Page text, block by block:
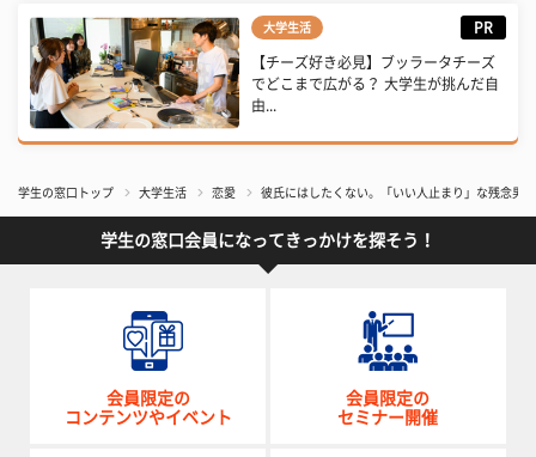
大学生活 PR
【チーズ好き必見】ブッラータチーズ
でどこまで広がる？ 大学生が挑んだ自
由...
学生の窓口トップ 大学生活 恋愛 彼氏にはしたくない。「いい人止まり」な残念男
学生の窓口会員になってきっかけを探そう！
会員限定の
コンテンツやイベント
会員限定の
セミナー開催